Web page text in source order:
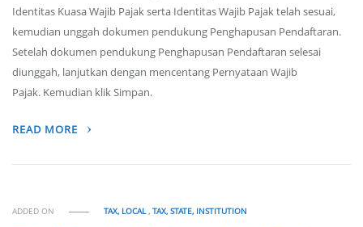
Identitas Kuasa Wajib Pajak serta Identitas Wajib Pajak telah sesuai,
kemudian unggah dokumen pendukung Penghapusan Pendaftaran.
Setelah dokumen pendukung Penghapusan Pendaftaran selesai
diunggah, lanjutkan dengan mencentang Pernyataan Wajib
Pajak. Kemudian klik Simpan.
READ MORE
ADDED ON TAX, LOCAL,TAX, STATE, INSTITUTION